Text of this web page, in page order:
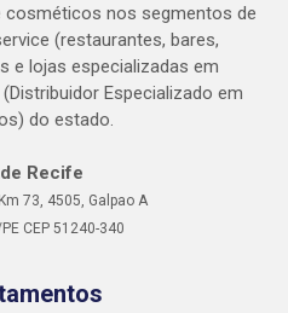
cosméticos nos segmentos de
(restaurantes, bares,
e lojas especializadas em
Especializado em
do estado.
Recife
73, 4505, Galpao A
CEP 51240-340